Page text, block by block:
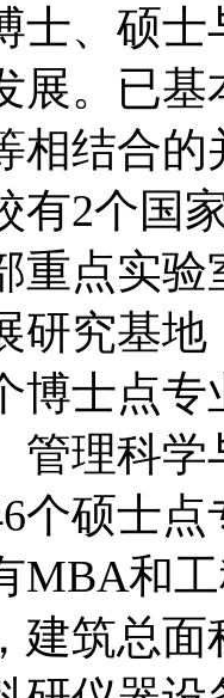
士、硕
展。已
相结合
有2个国
重点实验
研究基
博士点
管理科
个硕士
MBA和
建筑总